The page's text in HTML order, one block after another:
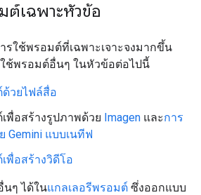
ต์เฉพาะหัวข้อ
ใช้พรอมต์ที่เฉพาะเจาะจงมากขึ้น
ช้พรอมต์อื่นๆ ในหัวข้อต่อไปนี้
วยไฟล์สื่อ
พื่อสร้างรูปภาพด้วย Imagen และการ
Gemini แบบเนทีฟ
พื่อสร้างวิดีโอ
ๆ ได้ในแกลเลอรีพรอมต์ ซึ่งออกแบบ